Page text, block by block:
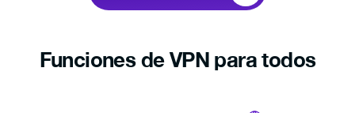
Funciones de VPN para todos